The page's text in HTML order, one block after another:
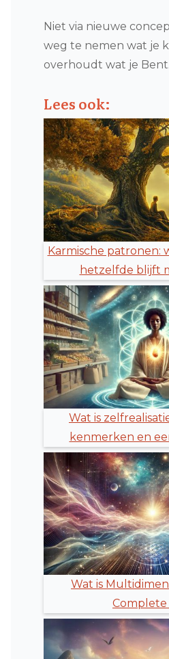
Niet via nieuwe
weg te nemen wat je
overhoudt wat je Bent.
Lees ook:
Karmische patronen:
hetzelfde blijft
Wat is
kenmerken en
Wat is
Complete